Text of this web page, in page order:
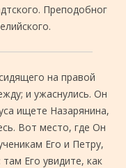
Преподобног
на правой
и ужаснулись. Он
ищете Назарянина,
Вот место, где Он
Его и Петру,
Его увидите, как